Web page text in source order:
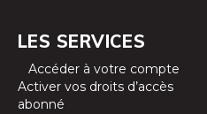
LES SERVICES
Accéder à votre compte
Activer vos droits d’accès
abonné